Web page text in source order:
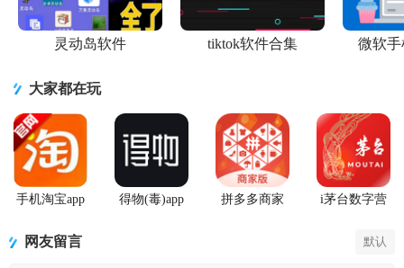
灵动岛软件 tiktok软件合集 微软手
大家都在玩
手机淘宝app
得物(毒)app
拼多多商家
i茅台数字营
网友留言 默认